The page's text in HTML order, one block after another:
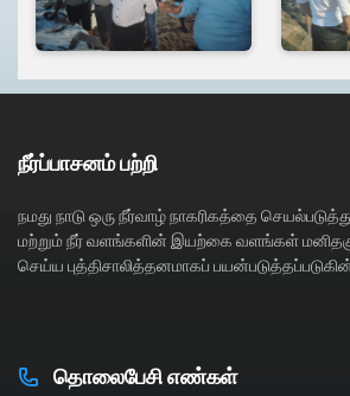
நீர்ப்பாசனம் பற்றி
நமது நாடு ஒரு நீர்வாழ் நாகரிகத்தை
மற்றும் நீர் வளங்களின் இயற்கை வளங்கள்
செய்ய புத்திசாலித்தனமாகப்
தொலைபேசி எண்கள்